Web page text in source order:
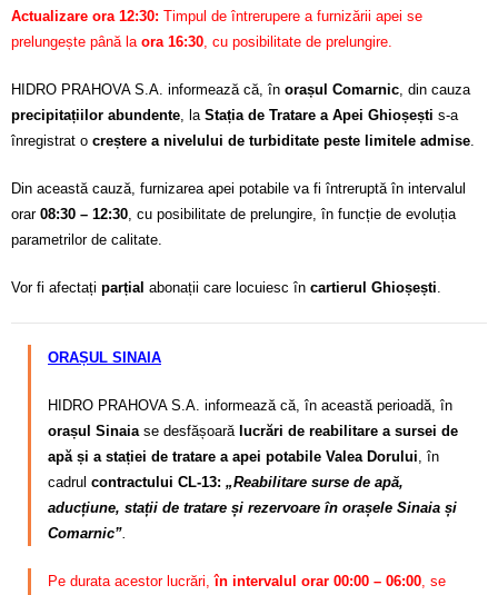
Actualizare ora 12:30: Timpul de întrerupere a furnizării apei se
prelungește până la ora 16:30 , cu posibilitate de prelungire.
HIDRO PRAHOVA S.A. informează că, în orașul Comarnic , din cauza
precipitațiilor abundente , la Stația de Tratare a Apei Ghioșești s-a
înregistrat o creștere a nivelului de turbiditate peste limitele admise
Din această cauză, furnizarea apei potabile va fi întreruptă în intervalul
orar 08:30 – 12:30 , cu posibilitate de prelungire, în funcție de evoluția
parametrilor de calitate.
Vor fi afectați parțial abonații care locuiesc în cartierul Ghioșești
ORAȘUL SINAIA
HIDRO PRAHOVA S.A. informează că, în această perioadă, în
orașul Sinaiase desfășoară lucrări de reabilitare a sursei de
apă și a stației de tratare a apei potabile Valea Dorului, în
cadrul contractului CL-13: „Reabilitare surse de apă,
aducțiune, stații de tratare și rezervoare în orașele Sinaia și
Comarnic”.
Pe durata acestor lucrări,în intervalul orar 00:00 – 06:00, se